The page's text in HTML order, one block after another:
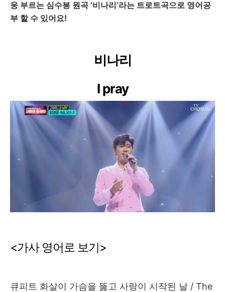
웅 부르는 심수봉 원곡 ‘비나리’라는 트로트곡으로 영어공
부 할 수 있어요!
비나리
I pray
<가사 영어로 보기>
큐피트 화살이 가슴을 뚫고 사랑이 시작된 날 / The